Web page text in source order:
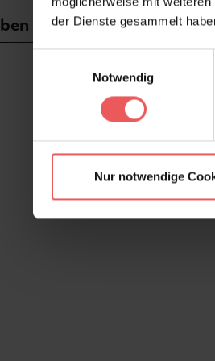
der Dienste gesammelt
Notwendig
Nur notwendige
Fragen zum Produkt?
überspringen